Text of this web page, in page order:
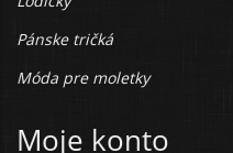
Pánske tričká
Móda pre moletky
Moje konto